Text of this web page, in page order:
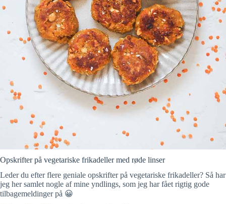
Opskrifter på vegetariske frikadeller med røde linser
Leder du efter flere geniale opskrifter på vegetariske frikadeller? Så har
jeg her samlet nogle af mine yndlings, som jeg har fået rigtig gode
tilbagemeldinger på 😀